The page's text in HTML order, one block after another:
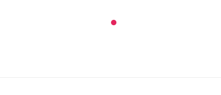
Вы недавно смотрели